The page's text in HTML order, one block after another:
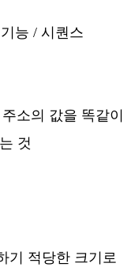
능 / 시퀀스
소의 값을 똑같이
것
기 적당한 크기로